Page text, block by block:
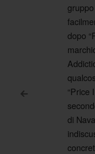
<
dopo
“Price
di